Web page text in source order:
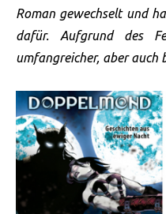
Roman gewechselt und
dafür. Aufgrund des
umfangreicher, aber auch